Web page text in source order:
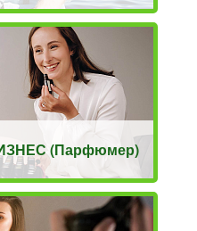
(Парфюмер)